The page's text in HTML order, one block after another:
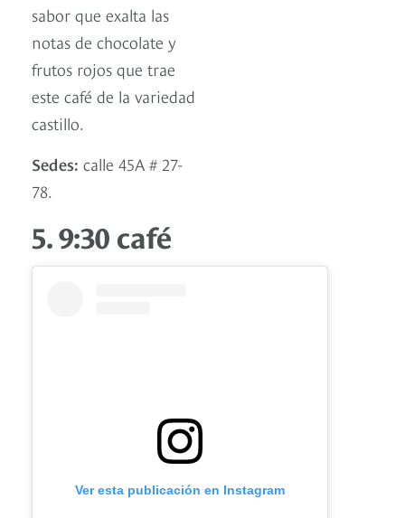
sabor que exalta las
notas de chocolate y
frutos rojos que trae
este café de la variedad
castillo.
Sedes: calle 45A # 27-
78.
5. 9:30 café
Ver esta publicación en Instagram